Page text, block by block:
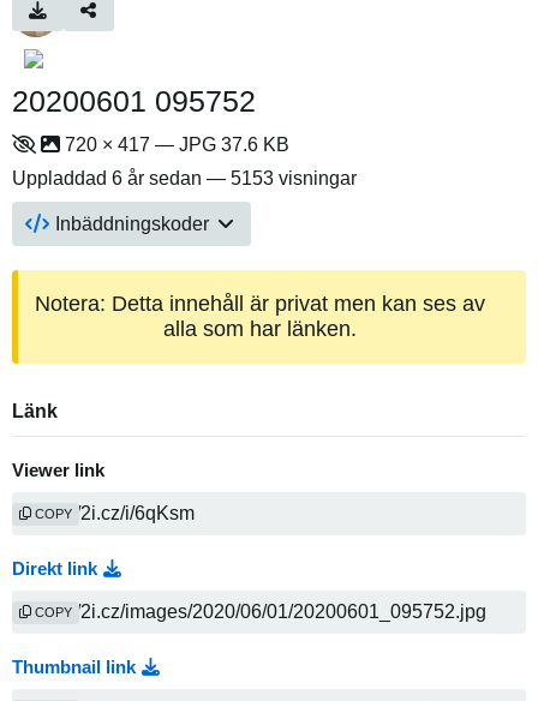
20200601 095752
720 × 417 — JPG 37.6 KB
Uppladdad 6 år sedan — 5153 visningar
Inbäddningskoder
Notera: Detta innehåll är privat men kan ses av
alla som har länken.
Länk
Viewer link
COPY
Direkt link
COPY
Thumbnail link